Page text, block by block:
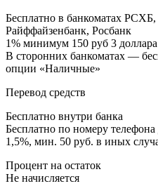
Бесплатно в банкоматах
Райффайзенбанк, Росбанк
1% минимум 150 руб 3
В сторонних банкоматах —
опции «Наличные»
Перевод средств
Бесплатно внутри банка
Бесплатно по номеру
1,5%, мин. 50 руб. в иных
Процент на остаток
Не начисляется